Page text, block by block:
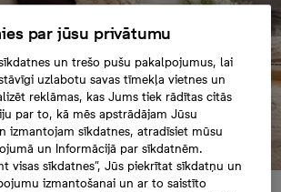
par jūsu privātumu
un trešo pušu pakalpojumus, lai
uzlabotu savas tīmekļa vietnes un
reklāmas, kas Jums tiek rādītas citās
par to, kā mēs apstrādājam Jūsu
izmantojam sīkdatnes, atradīsiet mūsu
un Informācijā par sīkdatnēm.
visas sīkdatnes”, Jūs piekrītat sīkdatņu un
izmantošanai un ar to saistīto